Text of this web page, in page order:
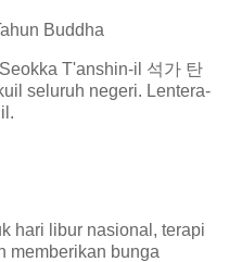
Buddha
T'anshin-il 석가 탄
seluruh negeri. Lentera-
hari libur nasional, terapi
memberikan bunga